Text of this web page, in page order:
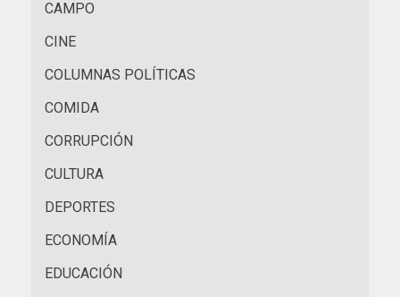
CAMPO
CINE
COLUMNAS POLÍTICAS
COMIDA
CORRUPCIÓN
CULTURA
DEPORTES
ECONOMÍA
EDUCACIÓN